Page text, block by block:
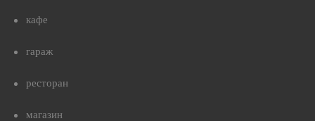
кафе
гараж
ресторан
магазин